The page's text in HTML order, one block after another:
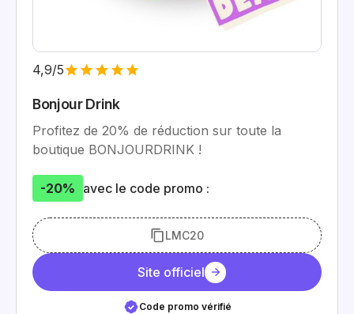
4,9/5
Bonjour Drink
Profitez de 20% de réduction sur toute la
boutique BONJOURDRINK !
-20% avec le code promo :
LMC20
Site officiel
Code promo vérifié